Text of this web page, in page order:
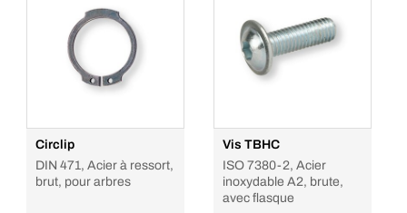
Circlip
DIN 471, Acier à ressort,
brut, pour arbres
Vis TBHC
ISO 7380-2, Acier
inoxydable A2, brute,
avec flasque